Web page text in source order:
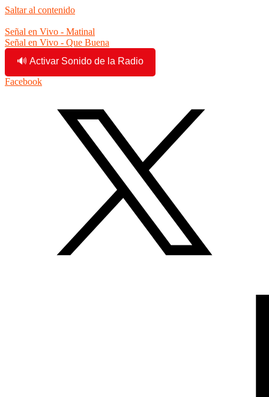
Saltar al contenido
Señal en Vivo - Matinal
Señal en Vivo - Que Buena
🔊 Activar Sonido de la Radio
Facebook